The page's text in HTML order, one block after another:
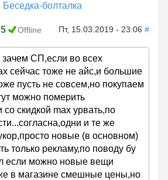
Беседка-болталка
Offline Пт, 15.03.2019 - 23:06 #
зачем СП,если во всех
сейчас тоже не айс,и большие
пусть не совсем,но покупаем
можно померить
скидкой max урвать,по
и те же
новые (в основном)
только рекламу,по поводу бу
если можно новые вещи
в магазине смешные цены,но